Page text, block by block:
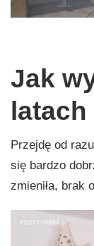
Jak
Przejdę od
się bardzo
zmieniła, brak